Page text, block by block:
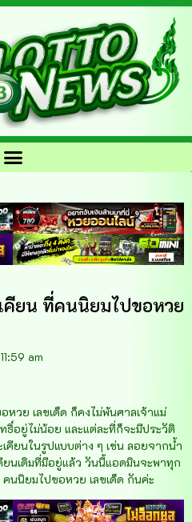
คียน ที่คนนิยมไปขอหวย
11:59 am
วย เลขเด็ด ก็คงไม่พ้นศาลเจ้าแม่
ธิ์อยู่ไม่น้อย และแต่ละที่ก็จะมีประวัติ
คียนในรูปแบบต่าง ๆ เช่น ลอยจากน้ำ
นเดิมที่มีอยู่แล้ว วันนี้แอดมินจะพาทุก
นนิยมไปขอหวย เลขเด็ด กันค่ะ